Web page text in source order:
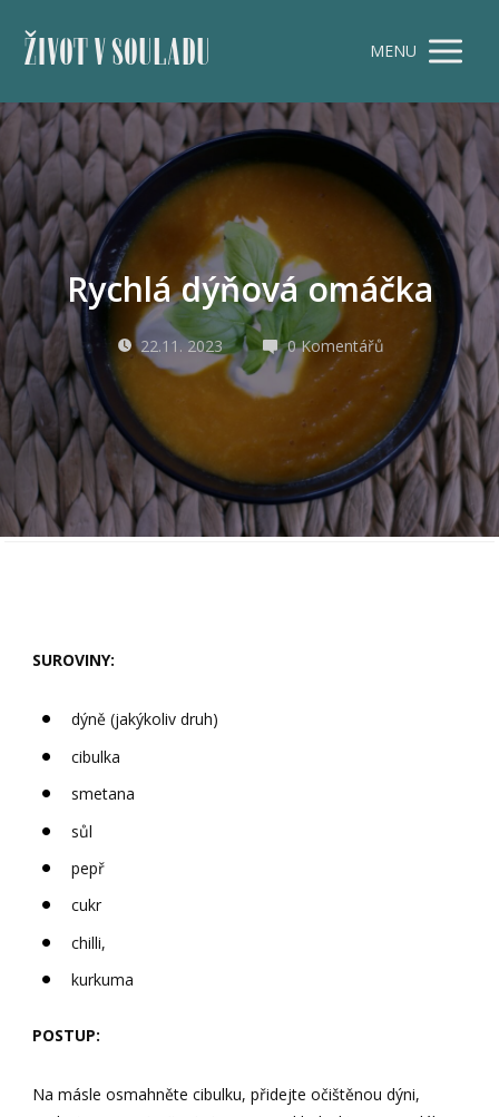
ŽIVOT V SOULADU MENU
Rychlá dýňová omáčka
22.11. 2023 0 Komentářů
SUROVINY:
dýně (jakýkoliv druh)
cibulka
smetana
sůl
pepř
cukr
chilli,
kurkuma
POSTUP:
Na másle osmahněte cibulku, přidejte očištěnou dýni,